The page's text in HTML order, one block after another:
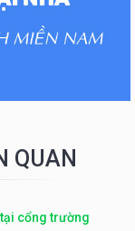
QUAN
cổng trường